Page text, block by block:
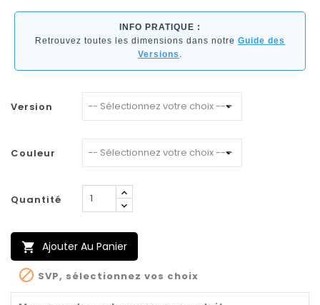
INFO PRATIQUE :
Retrouvez toutes les dimensions dans notre Guide des
Versions .
Version
Couleur
Quantité
 Ajouter Au Panier
 SVP, sélectionnez vos choix